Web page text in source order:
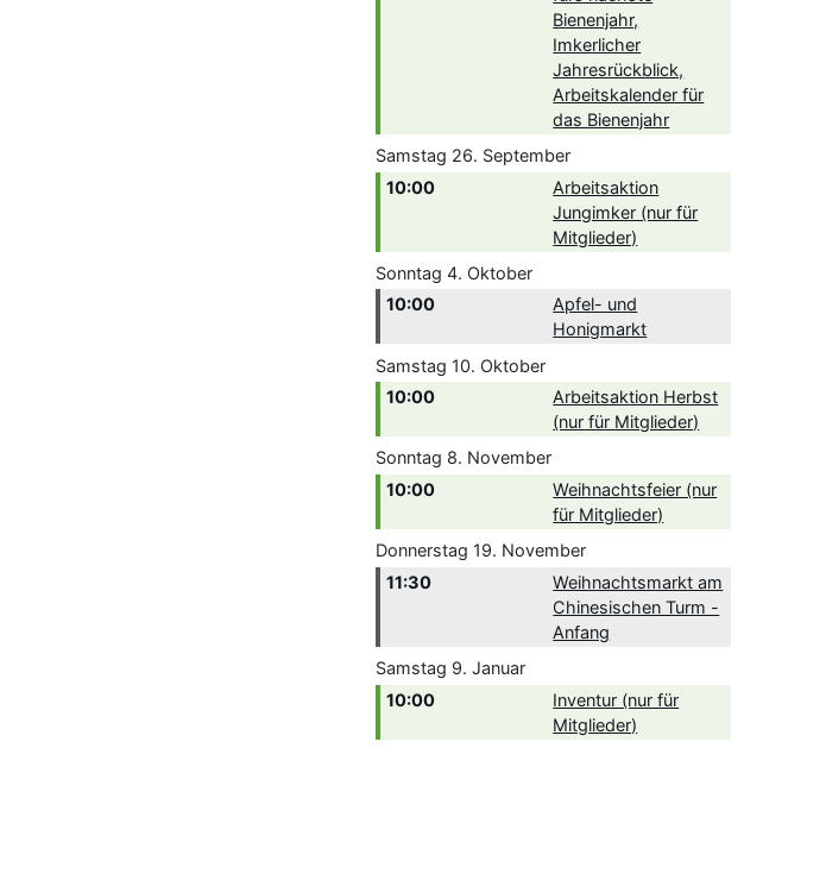
Bienenjahr,
Imkerlicher
Jahresrückblick,
Arbeitskalender für
das Bienenjahr
Samstag 26. September
10:00
Arbeitsaktion
Jungimker (nur für
Mitglieder)
Sonntag 4. Oktober
10:00
Apfel- und
Honigmarkt
Samstag 10. Oktober
10:00
Arbeitsaktion Herbst
(nur für Mitglieder)
Sonntag 8. November
10:00
Weihnachtsfeier (nur
für Mitglieder)
Donnerstag 19. November
11:30
Weihnachtsmarkt am
Chinesischen Turm -
Anfang
Samstag 9. Januar
10:00
Inventur (nur für
Mitglieder)